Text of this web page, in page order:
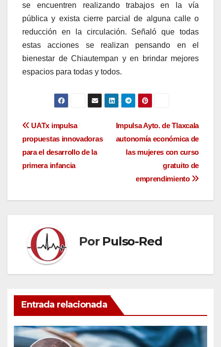
se encuentren realizando trabajos en la vía
pública y exista cierre parcial de alguna calle o
reducción en la circulación. Señaló que todas
estas acciones se realizan pensando en el
bienestar de Chiautempan y en brindar mejores
espacios para todas y todos.
Navegación
de
entradas
Impulsa Ayto. de Tlaxcala
autonomía económica de
las mujeres con curso
gratuito de
emprendimiento
UATx impulsa
propuestas innovadoras
para el desarrollo de la
primera infancia
Por Pulso-Red
Entrada relacionada